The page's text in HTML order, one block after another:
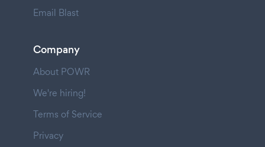
Email Blast
Company
About POWR
We're hiring!
Terms of Service
Privacy